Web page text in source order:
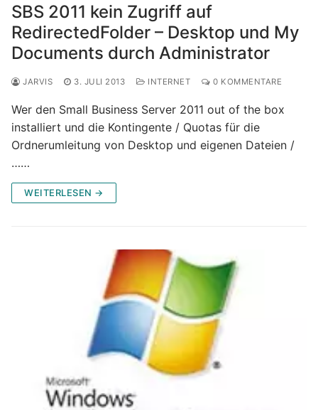
SBS 2011 kein Zugriff auf
RedirectedFolder – Desktop und My
Documents durch Administrator
JARVIS 3. JULI 2013 INTERNET 0 KOMMENTARE
Wer den Small Business Server 2011 out of the box
installiert und die Kontingente / Quotas für die
Ordnerumleitung von Desktop und eigenen Dateien /
……
WEITERLESEN →